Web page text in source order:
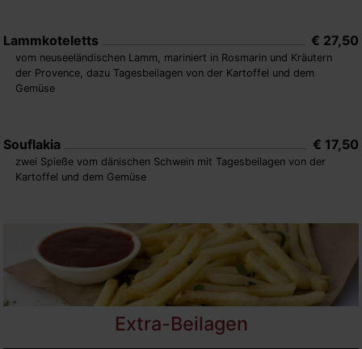
Lammkoteletts € 27,50
vom neuseeländischen Lamm, mariniert in Rosmarin und Kräutern
der Provence, dazu Tagesbeilagen von der Kartoffel und dem
Gemüse
Souflakia € 17,50
zwei Spieße vom dänischen Schwein mit Tagesbeilagen von der
Kartoffel und dem Gemüse
Extra-Beilagen